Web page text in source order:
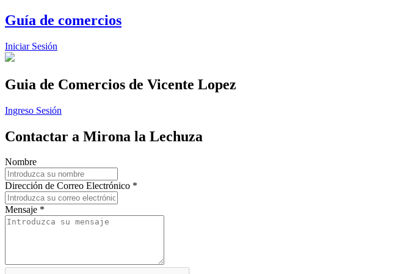
Guía de comercios
Iniciar Sesión
Guia de Comercios de Vicente Lopez
Ingreso Sesión
Contactar a Mirona la Lechuza
Nombre
Dirección de Correo Electrónico *
Mensaje *